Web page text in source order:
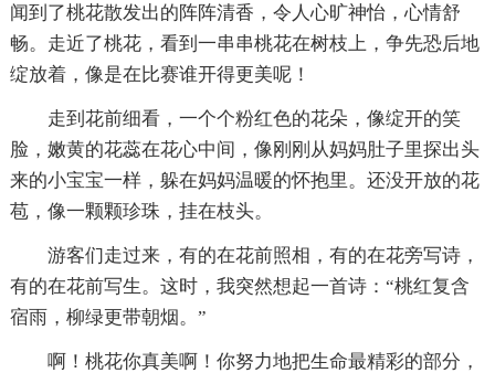
闻到了桃花散发出的阵阵清香，令人心旷神怡，心情舒
畅。走近了桃花，看到一串串桃花在树枝上，争先恐后地
绽放着，像是在比赛谁开得更美呢！
走到花前细看，一个个粉红色的花朵，像绽开的笑
脸，嫩黄的花蕊在花心中间，像刚刚从妈妈肚子里探出头
来的小宝宝一样，躲在妈妈温暖的怀抱里。还没开放的花
苞，像一颗颗珍珠，挂在枝头。
游客们走过来，有的在花前照相，有的在花旁写诗，
有的在花前写生。这时，我突然想起一首诗：“桃红复含
宿雨，柳绿更带朝烟。”
啊！桃花你真美啊！你努力地把生命最精彩的部分，